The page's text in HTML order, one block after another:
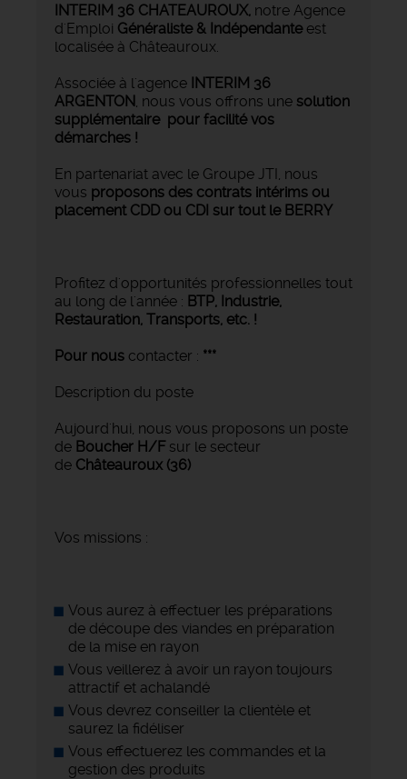
INTERIM 36 CHATEAUROUX, notre Agence
d'Emploi Généraliste & Indépendante est
localisée à Châteauroux.
Associée à l'agence INTERIM 36
ARGENTON, nous vous offrons une solution
supplémentaire pour facilité vos
démarches !
En partenariat avec le Groupe JTI, nous
vous proposons des contrats intérims ou
placement CDD ou CDI sur tout le BERRY
Profitez d'opportunités professionnelles tout
au long de l'année : BTP, Industrie,
Restauration, Transports, etc. !
Pour nous contacter : ***
Description du poste
Aujourd'hui, nous vous proposons un poste
de Boucher H/Fsur le secteur
de Châteauroux (36)
Vos missions :
Vous aurez à effectuer les préparations
de découpe des viandes en préparation
de la mise en rayon
Vous veillerez à avoir un rayon toujours
attractif et achalandé
Vous devrez conseiller la clientèle et
saurez la fidéliser
Vous effectuerez les commandes et la
gestion des produits